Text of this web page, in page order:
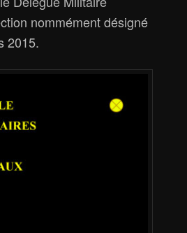
nommément désigné
2015.